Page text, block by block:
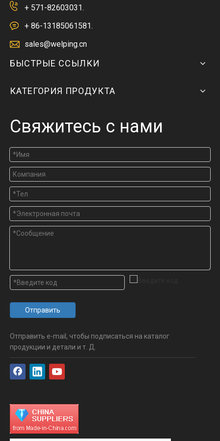
+ 571-82603031.
+ 86-13185061581.
sales@welping.cn
БЫСТРЫЕ ССЫЛКИ
КАТЕГОРИЯ ПРОДУКТА
Свяжитесь с нами
Отправить
Отправить e-mail, чтобы подписаться на каталог
продукции и детали и т. Д.